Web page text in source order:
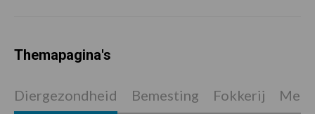
Themapagina's
Diergezondheid Bemesting Fokkerij